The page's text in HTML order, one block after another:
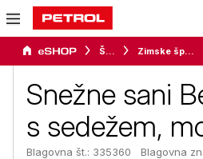
Šport Zimske športne aktivnosti
Snežne sani
s sedežem,
Blagovna št.: 335360 Blagovna